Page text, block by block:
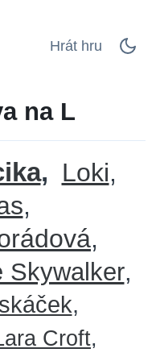
Hrát hru
na L
Loki
Skywalker
Croft